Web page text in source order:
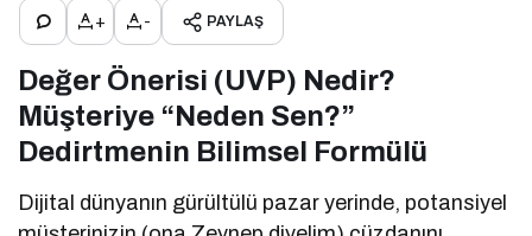
+ - PAYLAŞ
Değer Önerisi (UVP) Nedir?
Müşteriye “Neden Sen?”
Dedirtmenin Bilimsel Formülü
Dijital dünyanın gürültülü pazar yerinde, potansiyel